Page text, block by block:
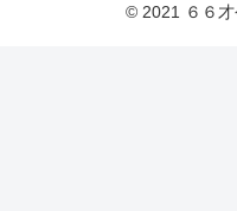
© 2021 ６６才